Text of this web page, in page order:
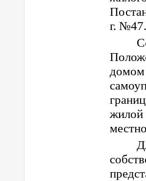
г. №47.